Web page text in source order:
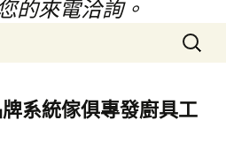
的來電洽詢。
搜
尋
鍵
字:
系統傢俱專發廚具工